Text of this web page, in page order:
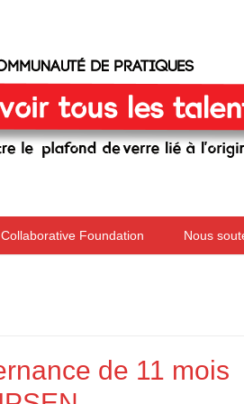
Foundation Nous
de 11 mois